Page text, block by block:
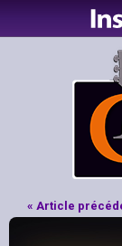
« Article